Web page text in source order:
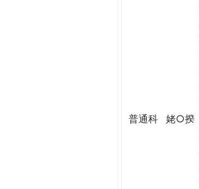
普通科
姥○揆